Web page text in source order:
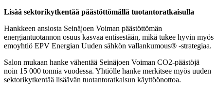
Lisää sektorikytkentää päästöttömällä tuotantoratkaisulla
Hankkeen ansiosta Seinäjoen Voiman päästöttömän
energiantuotannon osuus kasvaa entisestään, mikä tukee hyvin myös
emoyhtiö EPV Energian Uuden sähkön vallankumous® -strategiaa.
Salon mukaan hanke vähentää Seinäjoen Voiman CO2-päästöjä
noin 15 000 tonnia vuodessa. Yhtiölle hanke merkitsee myös uuden
sektorikytkentää lisäävän tuotantoratkaisun käyttöönottoa.